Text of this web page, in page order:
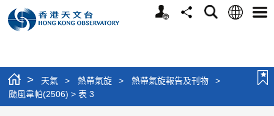
個
分
搜
語
選
> 天氣 > 熱帶氣旋 > 熱帶氣旋報告及刊物
>
颱風韋帕(2506) > 表 3